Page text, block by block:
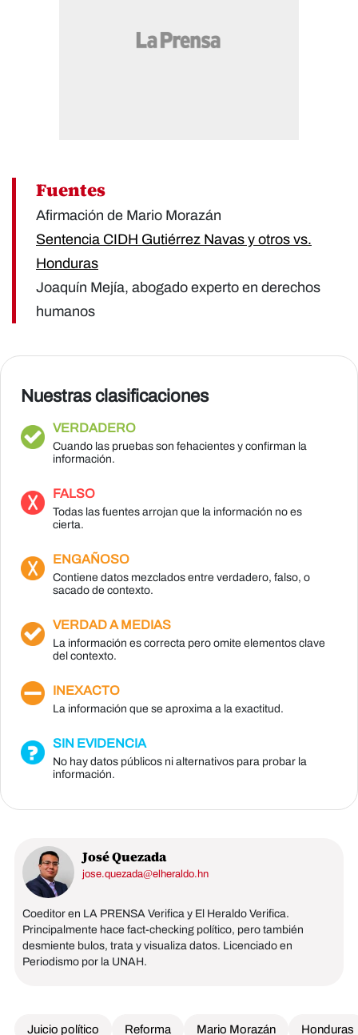
Fuentes
Afirmación de Mario Morazán
Sentencia CIDH Gutiérrez Navas y otros vs.
Honduras
Joaquín Mejía, abogado experto en derechos
humanos
Nuestras clasificaciones
VERDADERO
Cuando las pruebas son fehacientes y confirman la
información.
FALSO
Todas las fuentes arrojan que la información no es
cierta.
ENGAÑOSO
Contiene datos mezclados entre verdadero, falso, o
sacado de contexto.
VERDAD A MEDIAS
La información es correcta pero omite elementos clave
del contexto.
INEXACTO
La información que se aproxima a la exactitud.
SIN EVIDENCIA
No hay datos públicos ni alternativos para probar la
información.
José Quezada
jose.quezada@elheraldo.hn
Coeditor en LA PRENSA Verifica y El Heraldo Verifica.
Principalmente hace fact-checking político, pero también
desmiente bulos, trata y visualiza datos. Licenciado en
Periodismo por la UNAH.
Juicio político Reforma Mario Morazán Honduras